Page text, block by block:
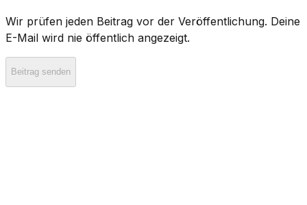
Wir prüfen jeden Beitrag vor der Veröffentlichung. Deine
E-Mail wird nie öffentlich angezeigt.
Beitrag senden